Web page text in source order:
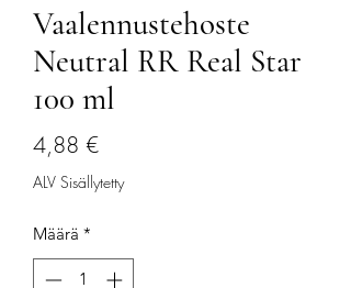
Vaalennustehoste
Neutral RR Real Star
100 ml
4,88 €Hinta
ALV Sisällytetty
Määrä *